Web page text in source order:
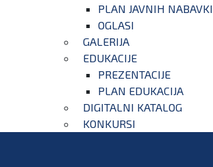
PLAN JAVNIH NABAVKI
OGLASI
GALERIJA
EDUKACIJE
PREZENTACIJE
PLAN EDUKACIJA
DIGITALNI KATALOG
KONKURSI